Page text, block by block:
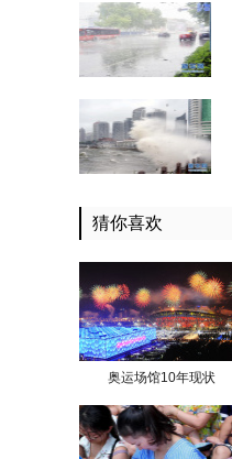
猜你喜欢
奥运场馆10年现状